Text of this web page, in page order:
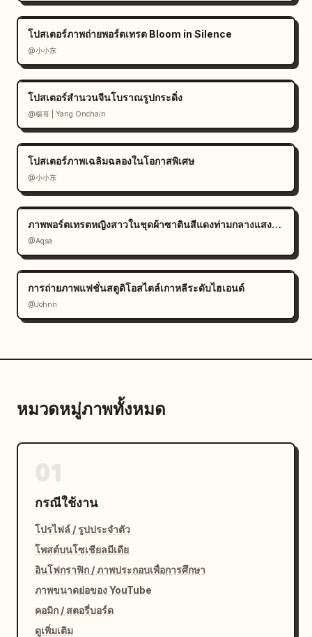
{"count":2,"contents":["แก้วสีม่วง","แก้วสี
พร้อมปั๊มฟอยล์ทองคอลแลปส์, ลายเส้นสถาปัตยกรรม
มหาวิทยาลัย และถาดรองด้านในที่พอดีกับ
ละเอียดสูง, การพิมพ์ที่ไร้ที่ติ, วัสดุที่สมจริง, คุณภาพภาพ
จำลองผลิตภัณฑ์ระดับพรีเมียม, ความสมมาตรที่สมดุล,
โปสเตอร์ภาพถ่ายพอร์ตเทรต Bloom in Silence
@小小东
โปสเตอร์สำนวนจีนโบราณรูปกระดิ่ง
@楊哥 | Yang Onchain
โปสเตอร์ภาพเฉลิมฉลองในโอกาสพิเศษ
@小小东
ภาพพอร์ตเทรตหญิงสาวในชุดผ้าซาตินสีแดงท่ามกลางแสงแดด
@Aqsa
การถ่ายภาพแฟชั่นสตูดิโอสไตล์เกาหลีระดับไฮเอนด์
@Johnn
หมวดหมู่ภาพทั้งหมด
กรณีใช้งาน
โปรไฟล์ / รูปประจำตัว
โพสต์บนโซเชียลมีเดีย
อินโฟกราฟิก / ภาพประกอบเพื่อการศึกษา
ภาพขนาดย่อของ YouTube
คอมิก / สตอรี่บอร์ด
ดูเพิ่มเติม